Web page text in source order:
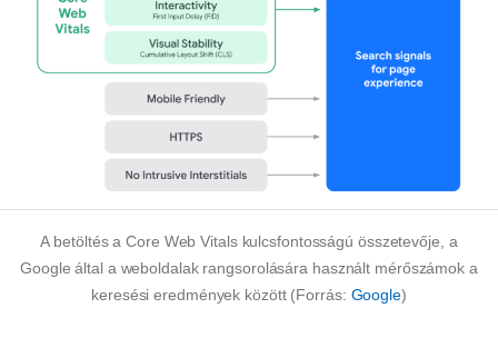
A betöltés a Core Web Vitals kulcsfontosságú összetevője, a
Google által a weboldalak rangsorolására használt mérőszámok a
keresési eredmények között (Forrás: Google)